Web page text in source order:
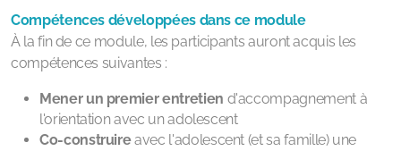
Compétences développées dans ce module
À la fin de ce module, les participants auront acquis les
compétences suivantes :
Mener un premier entretien d'accompagnement à
l'orientation avec un adolescent
Co-construireavec l'adolescent (et sa famille) une